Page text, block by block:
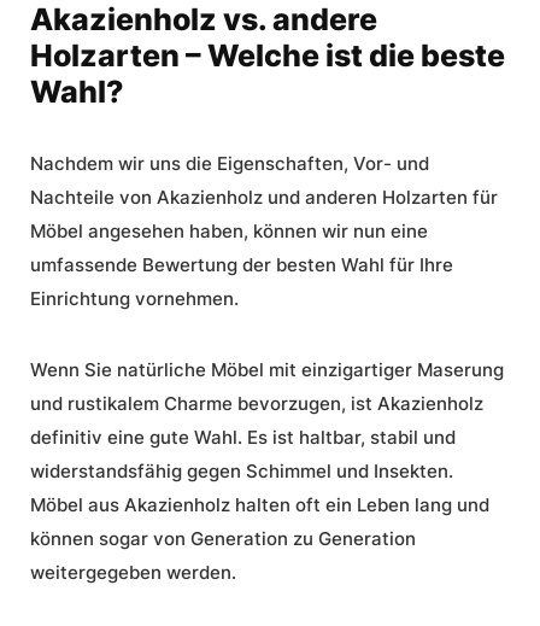
Akazienholz vs. andere
Holzarten – Welche ist die beste
Wahl?
Nachdem wir uns die Eigenschaften, Vor- und
Nachteile von Akazienholz und anderen Holzarten für
Möbel angesehen haben, können wir nun eine
umfassende Bewertung der besten Wahl für Ihre
Einrichtung vornehmen.
Wenn Sie natürliche Möbel mit einzigartiger Maserung
und rustikalem Charme bevorzugen, ist Akazienholz
definitiv eine gute Wahl. Es ist haltbar, stabil und
widerstandsfähig gegen Schimmel und Insekten.
Möbel aus Akazienholz halten oft ein Leben lang und
können sogar von Generation zu Generation
weitergegeben werden.